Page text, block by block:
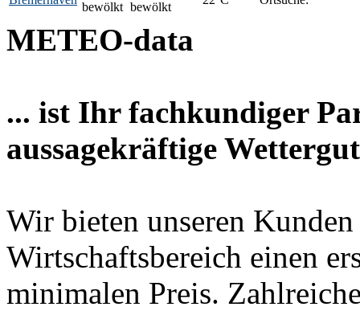
bewölkt
METEO-data
... ist Ihr fachkundiger
aussagekräftige
Wir bieten unseren
Wirtschaftsbereich einen
minimalen Preis.